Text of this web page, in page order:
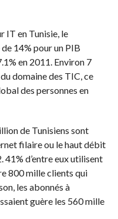
IT en Tunisie, le
14% pour un PIB
en 2011. Environ 7
domaine des TIC, ce
des personnes en
de Tunisiens sont
filaire ou le haut débit
d’entre eux utilisent
800 mille clients qui
les abonnés à
guère les 560 mille